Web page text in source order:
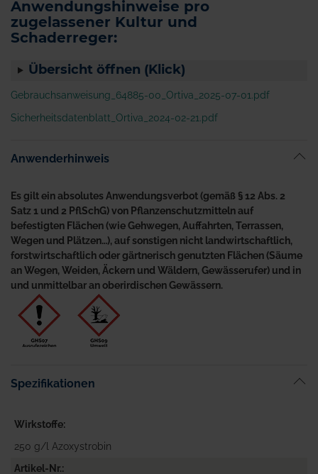
Anwendungshinweise pro
zugelassener Kultur und
Schaderreger:
Übersicht öffnen (Klick)
Gebrauchsanweisung_64885-00_Ortiva_2025-07-01.pdf
Sicherheitsdatenblatt_Ortiva_2024-02-21.pdf
Anwenderhinweis
Es gilt ein absolutes Anwendungsverbot (gemäß § 12 Abs. 2
Satz 1 und 2 PflSchG) von Pflanzenschutzmitteln auf
befestigten Flächen (wie Gehwegen, Auffahrten, Terrassen,
Wegen und Plätzen…), auf sonstigen nicht landwirtschaftlich,
forstwirtschaftlich oder gärtnerisch genutzten Flächen (Säume
an Wegen, Weiden, Äckern und Wäldern, Gewässerufer) und in
und unmittelbar an oberirdischen Gewässern.
Spezifikationen
Wirkstoffe
250 g/l Azoxystrobin
Artikel-Nr.